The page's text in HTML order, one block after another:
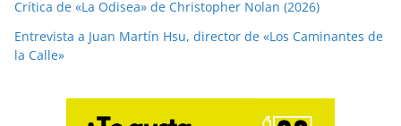
Crítica de «La Odisea» de Christopher Nolan (2026)
Entrevista a Juan Martín Hsu, director de «Los Caminantes de
la Calle»